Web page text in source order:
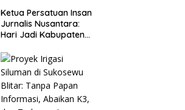
Ketua Persatuan Insan
Jurnalis Nusantara:
Hari Jadi Kabupaten
Momentum Perkuat
Sinergi Pembangunan